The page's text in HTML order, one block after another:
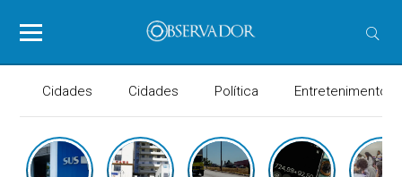
Cidades Cidades Política Entretenimento